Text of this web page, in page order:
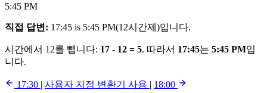
5:45 PM
직접 답변: 17:45 is 5:45 PM(12시간제)입니다.
시간에서 12를 뺍니다: 17 - 12 = 5. 따라서 17:45는 5:45 PM입
니다.
17:30 | 사용자 지정 변환기 사용 | 18:00